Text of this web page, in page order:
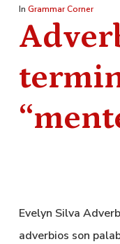
In Grammar Corner
Evelyn Silva
adverbios son